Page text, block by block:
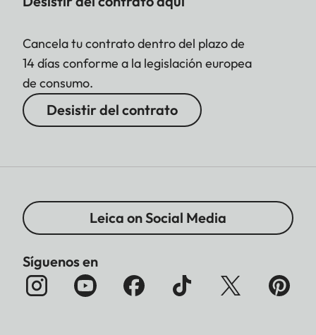
Cancela tu contrato dentro del plazo de
14 días conforme a la legislación europea
de consumo.
Desistir del contrato
Leica on Social Media
Síguenos en